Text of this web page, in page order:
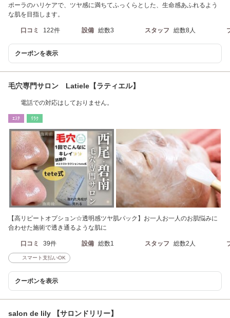
ポーラのハリケアで、ツヤ感に満ちてふっくらとした、生命感あふれるよう
な肌を目指します。
口コミ 122件 設備 総数3 スタッフ 総数8人
クーポンを表示
毛穴専門サロン Latiele【ラティエル】
電話での対応はしておりません。
ｴｽﾃ ﾘﾗｸ
【高リピートオプション☆透明感ツヤ肌パック】お一人お一人のお肌悩みに
合わせた施術で透き通るような肌に
口コミ 39件 設備 総数1 スタッフ 総数2人
スマート支払いOK
クーポンを表示
salon de lily 【サロンドリリー】